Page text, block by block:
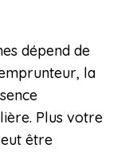
dépend de
la
Plus votre
être